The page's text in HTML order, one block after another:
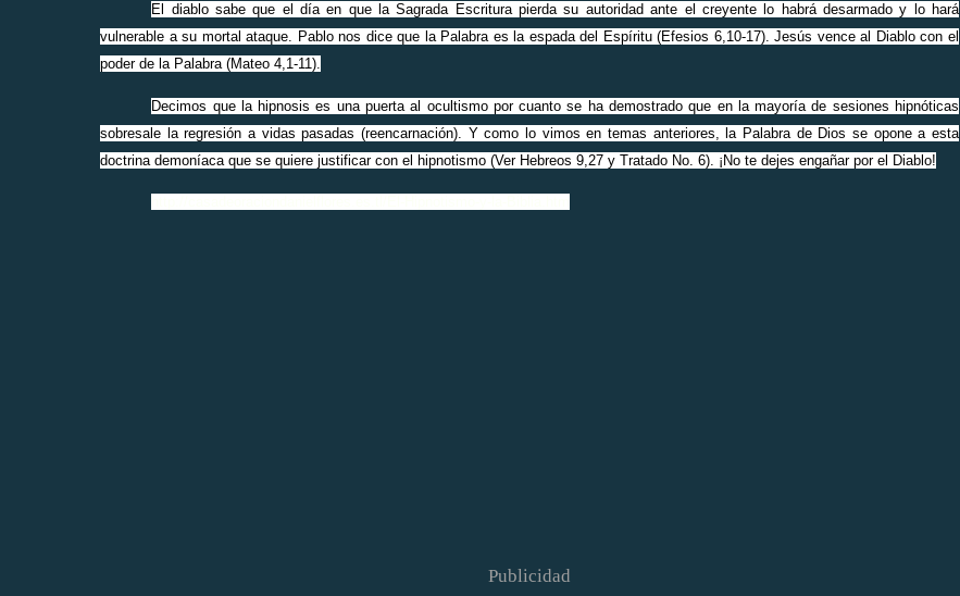
El diablo sabe que el día en que la Sagrada Escritura pierda su autoridad ante el creyente lo habrá desarmado y lo hará
vulnerable a su mortal ataque. Pablo nos dice que la Palabra es la espada del Espíritu (Efesios 6,10-17). Jesús vence al Diablo con el
poder de la Palabra (Mateo 4,1-11).
Decimos que la hipnosis es una puerta al ocultismo por cuanto se ha demostrado que en la mayoría de sesiones hipnóticas
sobresale la regresión a vidas pasadas (reencarnación). Y como lo vimos en temas anteriores, la Palabra de Dios se opone a esta
doctrina demoníaca que se quiere justificar con el hipnotismo (Ver Hebreos 9,27 y Tratado No. 6). ¡No te dejes engañar por el Diablo!
Publicidad